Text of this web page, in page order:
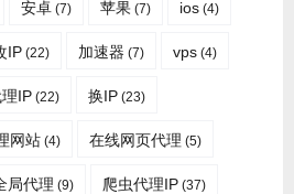
安卓 (7) 苹果 (7) ios (4)
IP (22) 加速器 (7) vps (4)
IP (22) 换IP (23)
网站 (4) 在线网页代理 (5)
局代理 (9) 爬虫代理IP (37)